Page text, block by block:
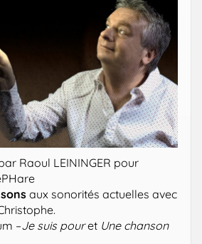
Raoul LEININGER pour
aux sonorités actuelles avec
–Je suis pouret Une chanson